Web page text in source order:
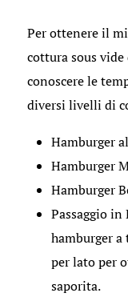
Per ottenere il
cottura sous vide
conoscere le
diversi livelli di
Hamburger
Hamburger
Hamburger
Passaggio
hamburger
per lato per
saporita.